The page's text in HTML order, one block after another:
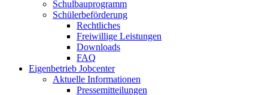
Schulbauprogramm
Schülerbeförderung
Rechtliches
Freiwillige Leistungen
Downloads
FAQ
Eigenbetrieb Jobcenter
Aktuelle Informationen
Pressemitteilungen